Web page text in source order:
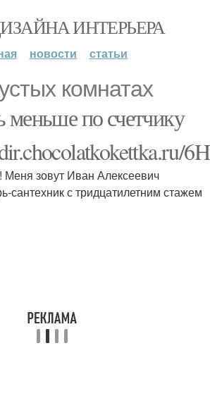
ИНТЕРЬЕРА
новости статьи
комнатах
меньше по счетчику
зовут Иван Алексеевич
сантехник с тридцатилетним стажем